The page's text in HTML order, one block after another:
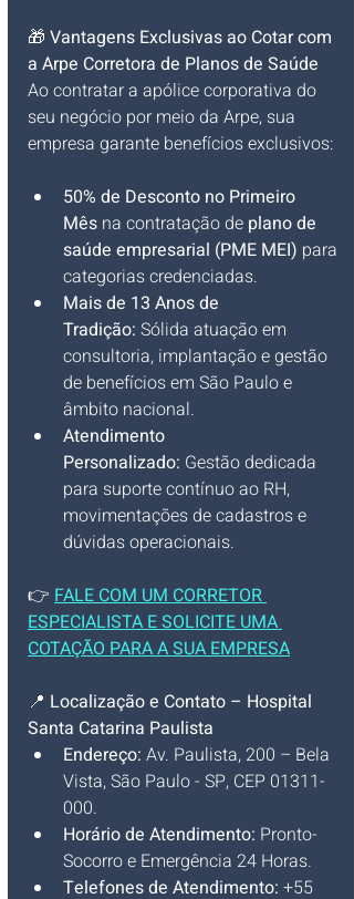
🎁 Vantagens Exclusivas ao Cotar com
a Arpe Corretora de Planos de Saúde
Ao contratar a apólice corporativa do
seu negócio por meio da Arpe, sua
empresa garante benefícios exclusivos:
50% de Desconto no Primeiro
Mês na contratação de plano de
saúde empresarial (PME MEI) para
categorias credenciadas.
Mais de 13 Anos de
Tradição: Sólida atuação em
consultoria, implantação e gestão
de benefícios em São Paulo e
âmbito nacional.
Atendimento
Personalizado: Gestão dedicada
para suporte contínuo ao RH,
movimentações de cadastros e
dúvidas operacionais.
👉 FALE COM UM CORRETOR
ESPECIALISTA E SOLICITE UMA
COTAÇÃO PARA A SUA EMPRESA
📍 Localização e Contato – Hospital
Santa Catarina Paulista
Endereço: Av. Paulista, 200 – Bela
Vista, São Paulo - SP, CEP 01311-
000.
Horário de Atendimento: Pronto-
Socorro e Emergência 24 Horas.
Telefones de Atendimento: +55